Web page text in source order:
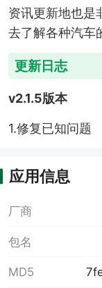
资讯更新地也是
去了解各种汽车
更新日志
v2.1.5版本
1.修复已知问题
应用信息
厂商
包名
MD5